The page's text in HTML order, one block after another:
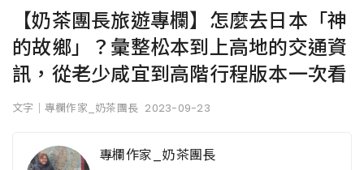
【奶茶團長旅遊專欄】怎麼去日本「神
的故鄉」？彙整松本到上高地的交通資
訊，從老少咸宜到高階行程版本一次看
文字｜專欄作家_奶茶團長 2023-09-23
專欄作家_奶茶團長